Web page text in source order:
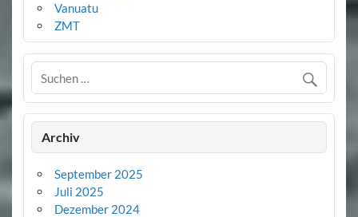
Vanuatu
ZMT
Archiv
September 2025
Juli 2025
Dezember 2024